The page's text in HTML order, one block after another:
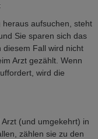
heraus aufsuchen, steht
Sie sparen sich das
diesem Fall wird nicht
Arzt gezählt. Wenn
wird die
(und umgekehrt) in
zählen sie zu den